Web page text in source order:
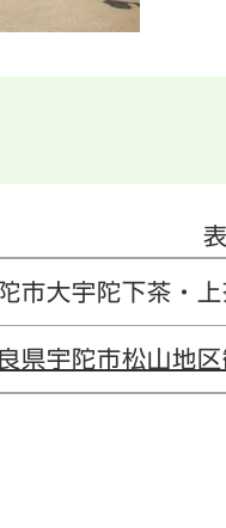
市大宇陀下茶・上
県宇陀市松山地